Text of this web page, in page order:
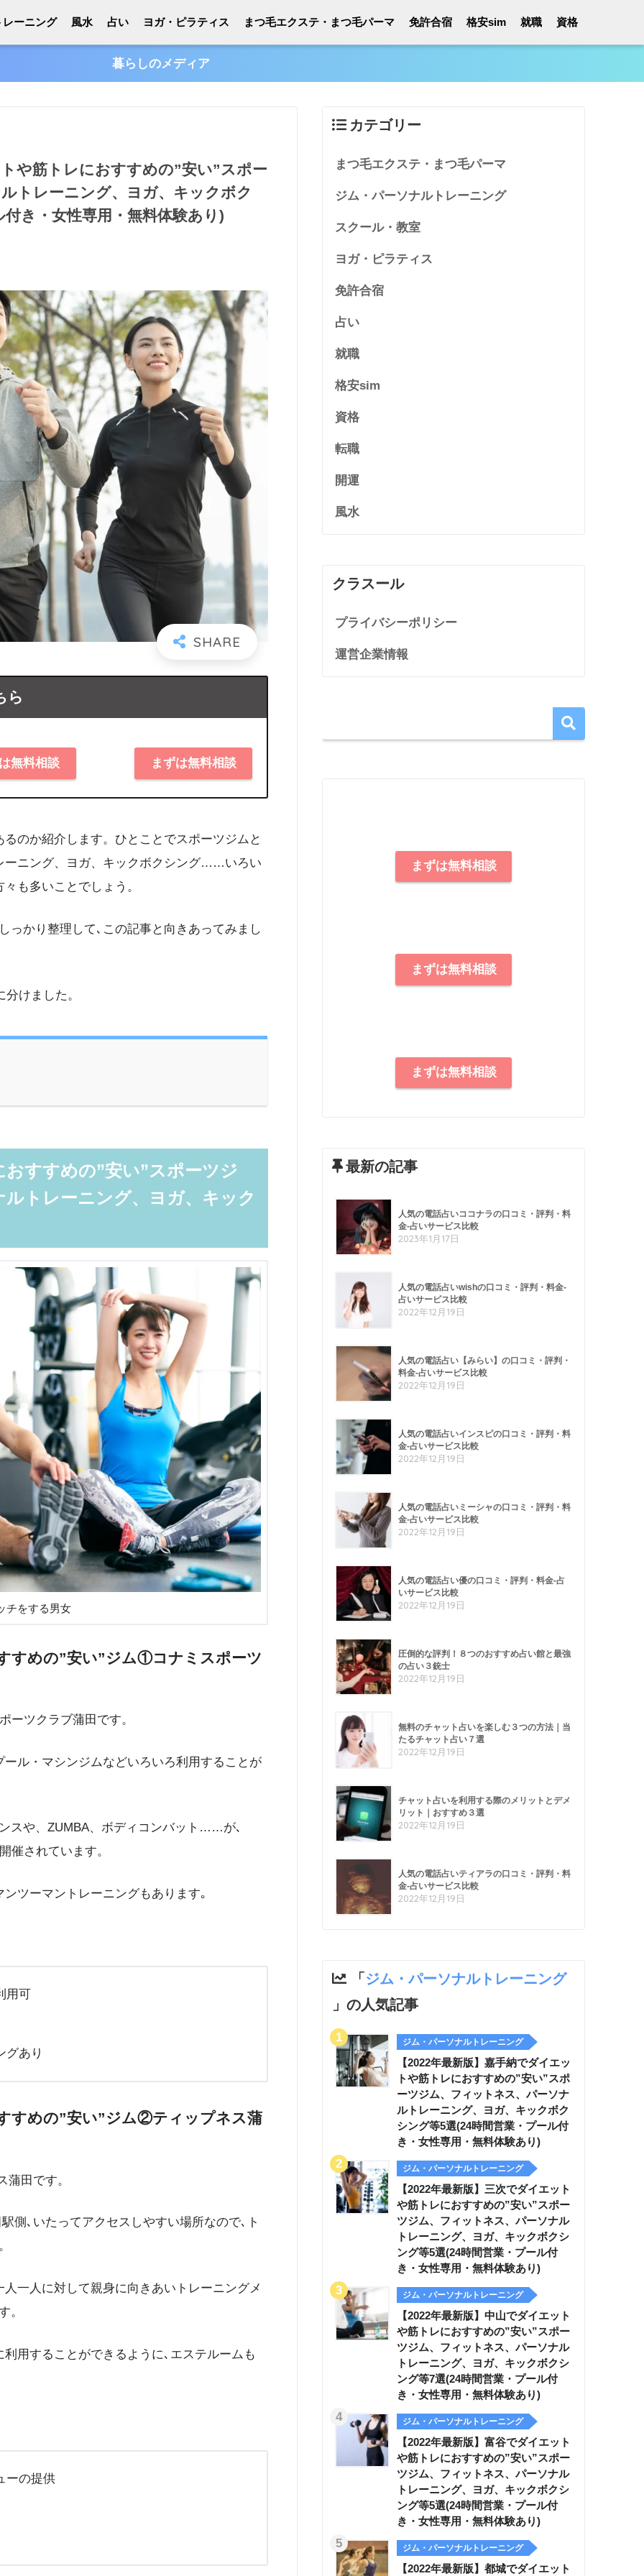
ーニング 風水 占い ヨガ・ピラティス まつ毛エクステ・まつ毛パーマ 免許合宿 格安sim 就職 資格
暮らしのメディア
や筋トレにおすすめの”安い”スポー
トレーニング、ヨガ、キックボク
き・女性専用・無料体験あり)
ら
無料相談 まずは無料相談
のか紹介します。ひとことでスポーツジムと
ーニング、ヨガ、キックボクシング……いろい
も多いことでしょう。
っかり整理して､この記事と向きあってみまし
けました。
すすめの”安い”スポーツジ
トレーニング、ヨガ、キック
チをする男女
すめの”安い”ジム①コナミスポーツ
ーツクラブ蒲田です。
ル・マシンジムなどいろいろ利用することが
スや、ZUMBA、ボディコンバット……が､
催されています。
ツーマントレーニングもあります｡
用可
グあり
すめの”安い”ジム②ティップネス蒲
田です。
側､いたってアクセスしやすい場所なので､ト
一人に対して親身に向きあいトレーニングメ
。
用することができるように､エステルームも
ーの提供
カテゴリー
まつ毛エクステ・まつ毛パーマ
ジム・パーソナルトレーニング
スクール・教室
ヨガ・ピラティス
免許合宿
占い
就職
格安sim
資格
転職
開運
風水
クラスール
プライバシーポリシー
運営企業情報
まずは無料相談
まずは無料相談
まずは無料相談
最新の記事
人気の電話占いココナラの口コミ・評判・料
金-占いサービス比較
2023年1月17日
人気の電話占いwishの口コミ・評判・料金-
占いサービス比較
2022年12月19日
人気の電話占い【みらい】の口コミ・評判・
料金-占いサービス比較
2022年12月19日
人気の電話占いインスピの口コミ・評判・料
金-占いサービス比較
2022年12月19日
人気の電話占いミーシャの口コミ・評判・料
金-占いサービス比較
2022年12月19日
人気の電話占い優の口コミ・評判・料金-占
いサービス比較
2022年12月19日
圧倒的な評判！８つのおすすめ占い館と最強
の占い３銃士
2022年12月19日
無料のチャット占いを楽しむ３つの方法｜当
たるチャット占い７選
2022年12月19日
チャット占いを利用する際のメリットとデメ
リット｜おすすめ３選
2022年12月19日
人気の電話占いティアラの口コミ・評判・料
金-占いサービス比較
2022年12月19日
「ジム・パーソナルトレーニング
」の人気記事
ジム・パーソナルトレーニング
【2022年最新版】嘉手納でダイエッ
トや筋トレにおすすめの”安い”スポ
ーツジム、フィットネス、パーソナ
ルトレーニング、ヨガ、キックボク
シング等5選(24時間営業・プール付
き・女性専用・無料体験あり)
ジム・パーソナルトレーニング
【2022年最新版】三次でダイエット
や筋トレにおすすめの”安い”スポー
ツジム、フィットネス、パーソナル
トレーニング、ヨガ、キックボクシ
ング等5選(24時間営業・プール付
き・女性専用・無料体験あり)
ジム・パーソナルトレーニング
【2022年最新版】中山でダイエット
や筋トレにおすすめの”安い”スポー
ツジム、フィットネス、パーソナル
トレーニング、ヨガ、キックボクシ
ング等7選(24時間営業・プール付
き・女性専用・無料体験あり)
ジム・パーソナルトレーニング
【2022年最新版】富谷でダイエット
や筋トレにおすすめの”安い”スポー
ツジム、フィットネス、パーソナル
トレーニング、ヨガ、キックボクシ
ング等5選(24時間営業・プール付
き・女性専用・無料体験あり)
ジム・パーソナルトレーニング
【2022年最新版】都城でダイエット